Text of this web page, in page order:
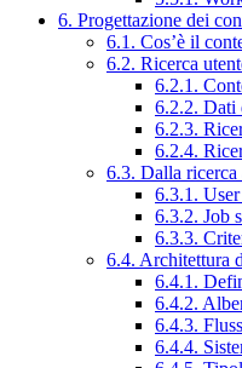
6. Progettazione dei
6.1. Cos’è il
6.2. Ricerca
6.2.1.
6.2.2. Dati
6.2.3.
6.2.4.
6.3. Dalla
6.3.1.
6.3.2. Job
6.3.3.
6.4. Architettura
6.4.1.
6.4.2.
6.4.3.
6.4.4.